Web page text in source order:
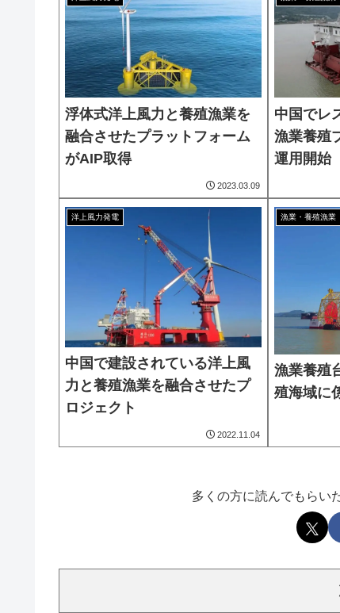
浮体式洋上風力と養殖漁業を
融合させたプラットフォーム
がAIP取得
2023.03.09
中国でレ
漁業養殖
運用開始
洋上風力発電
中国で建設されている洋上風
力と養殖漁業を融合させたプ
ロジェクト
2022.11.04
漁業・養殖漁業
漁業養殖
殖海域に
多くの方に読んでもらい